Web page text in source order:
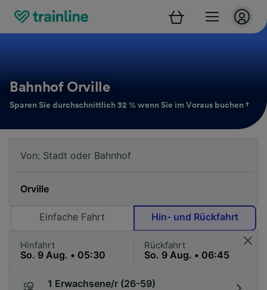
Bahnhof Orville
Sparen Sie durchschnittlich 32 % wenn Sie im Voraus buchen †
Einfache Fahrt Hin- und Rückfahrt
Hinfahrt Rückfahrt
1 Erwachsene/r (26-59)